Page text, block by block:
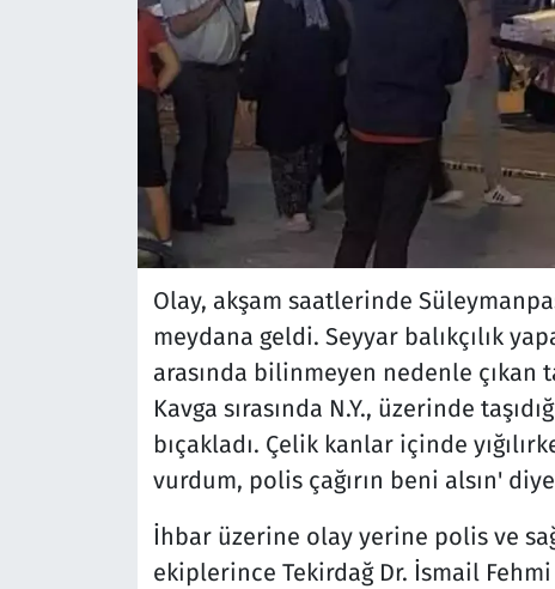
Olay, akşam saatlerinde
meydana geldi. Seyyar balıkçılık
arasında bilinmeyen nedenle çıkan
Kavga sırasında N.Y., üzerinde
bıçakladı. Çelik kanlar içinde
vurdum, polis çağırın beni alsın'
İhbar üzerine olay yerine polis ve
ekiplerince Tekirdağ Dr. İsmail